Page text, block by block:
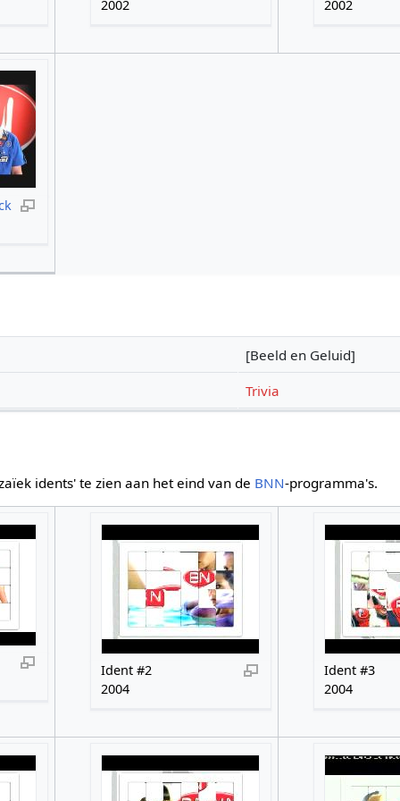
2002 2002
[Beeld en Geluid]
Trivia
idents' te zien aan het eind van de BNN-programma's.
Ident #2
2004
Ident #3
2004